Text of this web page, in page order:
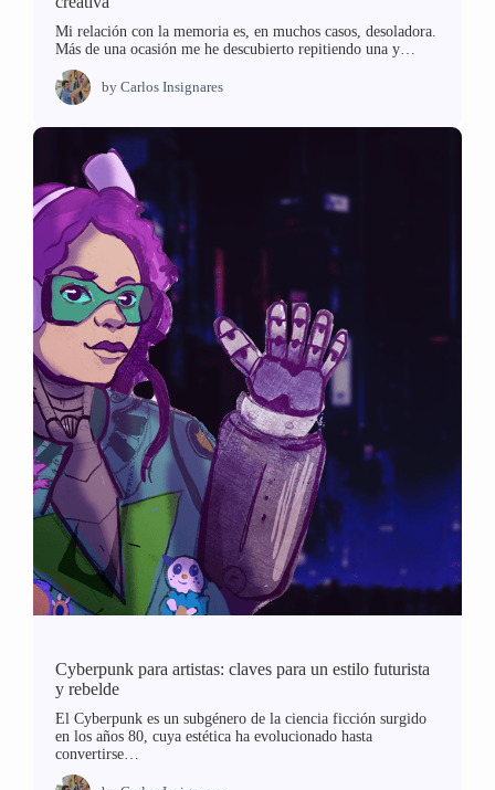
Mi relación con la memoria es, en muchos casos, desoladora.
Más de una ocasión me he descubierto repitiendo una y…
by Carlos Insignares
Cyberpunk para artistas: claves para un estilo futurista
y rebelde
El Cyberpunk es un subgénero de la ciencia ficción surgido
en los años 80, cuya estética ha evolucionado hasta
convertirse…